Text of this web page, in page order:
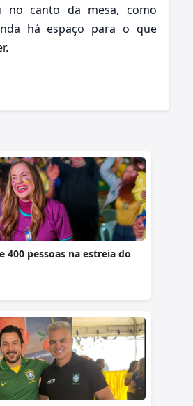
no canto da mesa, como
há espaço para o que
400 pessoas na estreia do